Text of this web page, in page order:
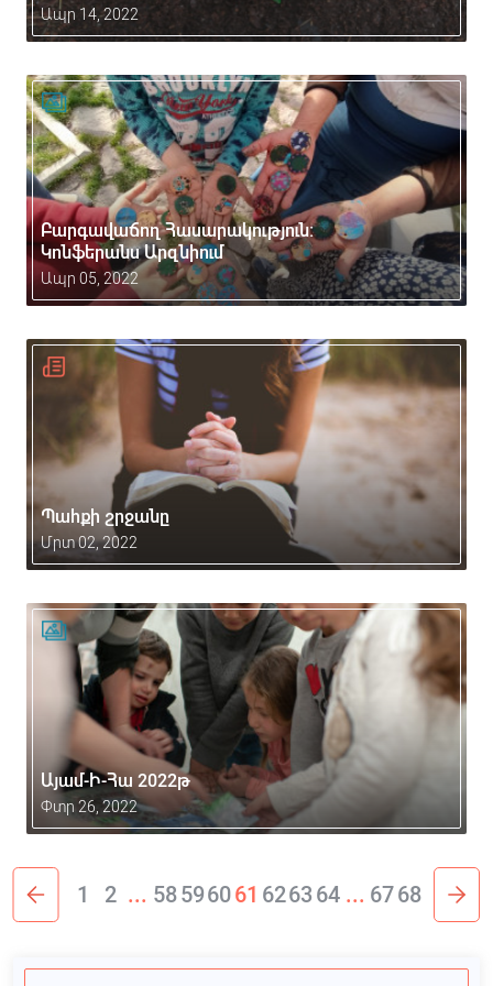
Ապր 14, 2022
Բարգավաճող Հասարակություն:
Կոնֆերանս Արզնիում
Ապր 05, 2022
Պահքի շրջանը
Մրտ 02, 2022
Այամ-Ի-Հա 2022թ
Փտր 26, 2022
1 2 ... 58596061 6263 64 ... 6768